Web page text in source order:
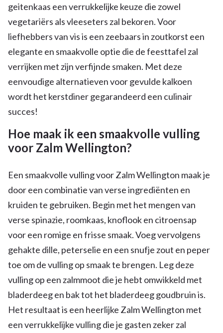
geitenkaas een verrukkelijke keuze die zowel
vegetariërs als vleeseters zal bekoren. Voor
liefhebbers van vis is een zeebaars in zoutkorst een
elegante en smaakvolle optie die de feesttafel zal
verrijken met zijn verfijnde smaken. Met deze
eenvoudige alternatieven voor gevulde kalkoen
wordt het kerstdiner gegarandeerd een culinair
succes!
Hoe maak ik een smaakvolle vulling
voor Zalm Wellington?
Een smaakvolle vulling voor Zalm Wellington maak je
door een combinatie van verse ingrediënten en
kruiden te gebruiken. Begin met het mengen van
verse spinazie, roomkaas, knoflook en citroensap
voor een romige en frisse smaak. Voeg vervolgens
gehakte dille, peterselie en een snufje zout en peper
toe om de vulling op smaak te brengen. Leg deze
vulling op een zalmmoot die je hebt omwikkeld met
bladerdeeg en bak tot het bladerdeeg goudbruin is.
Het resultaat is een heerlijke Zalm Wellington met
een verrukkelijke vulling die je gasten zeker zal